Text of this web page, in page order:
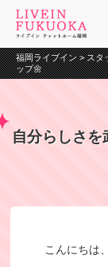
福岡ライブイン>スタ
ップ🌼
自分らしさ
こんにちは